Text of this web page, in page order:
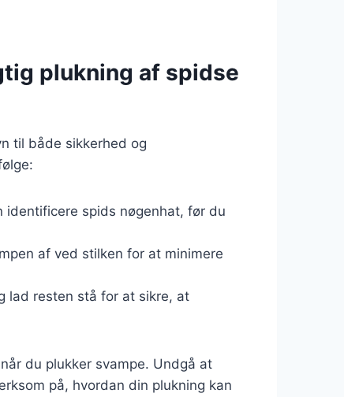
plukning af spidse
til både sikkerhed og
spids nøgenhat, før du
af ved stilken for at minimere
lad resten stå for at sikre, at
du plukker svampe. Undgå at
på, hvordan din plukning kan